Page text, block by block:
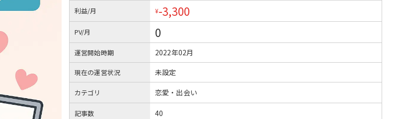
利益/月 ¥-3,300
PV/月 0
運営開始時期 2022年02月
現在の運営状況 未設定
カテゴリ 恋愛・出会い
記事数 40